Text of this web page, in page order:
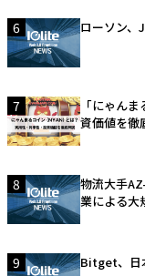
6 ローソン、
7
「にゃん
資価値を徹
8
物流大手
業による大
9 Bitget、日